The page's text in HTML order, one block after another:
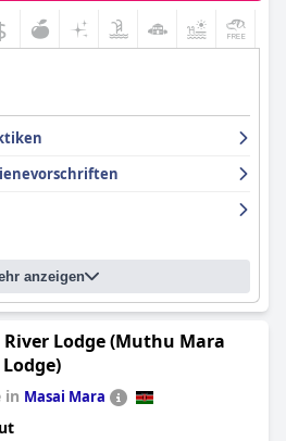
anzeigen
Lodge (Muthu Mara
in Masai Mara